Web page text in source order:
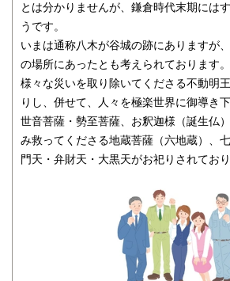
とは分かりませんが、鎌倉時代末期には
うです。
いまは通称八木が谷城の跡にありますが
の場所にあったとも考えられております。
様々な災いを取り除いてくださる不動明
りし、併せて、人々を極楽世界に御導き
世音菩薩・勢至菩薩、お釈迦様（誕生仏
み救ってくださる地蔵菩薩（六地蔵）、
門天・弁財天・大黒天がお祀りされており